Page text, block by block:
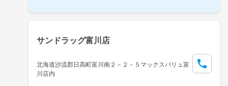
サンドラッグ富川店
北海道沙流郡日高町富川南２－２－５マックスバリュ富
川店内